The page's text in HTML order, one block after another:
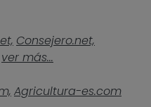
Consejero.net,
ver más...
Agricultura-es.com